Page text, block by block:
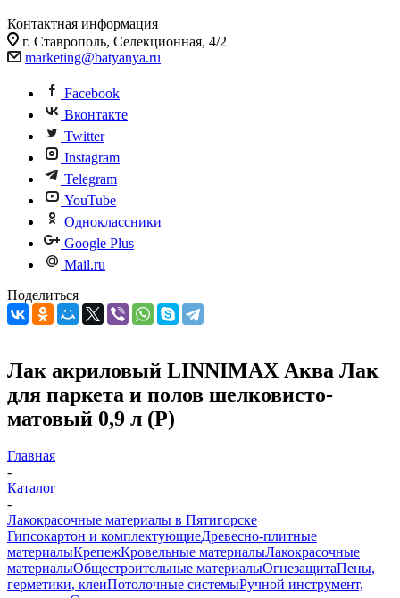
Контактная информация
г. Ставрополь, Селекционная, 4/2
marketing@batyanya.ru
Facebook
Вконтакте
Twitter
Instagram
Telegram
YouTube
Одноклассники
Google Plus
Mail.ru
Поделиться
Лак акриловый LINNIMAX Аква Лак
для паркета и полов шелковисто-
матовый 0,9 л (P)
Главная
-
Каталог
-
Лакокрасочные материалы в Пятигорске
Гипсокартон и комплектующиеДревесно-плитные
материалыКрепежКровельные материалыЛакокрасочные
материалыОбщестроительные материалыОгнезащитаПены,
герметики, клеиПотолочные системыРучной инструмент,